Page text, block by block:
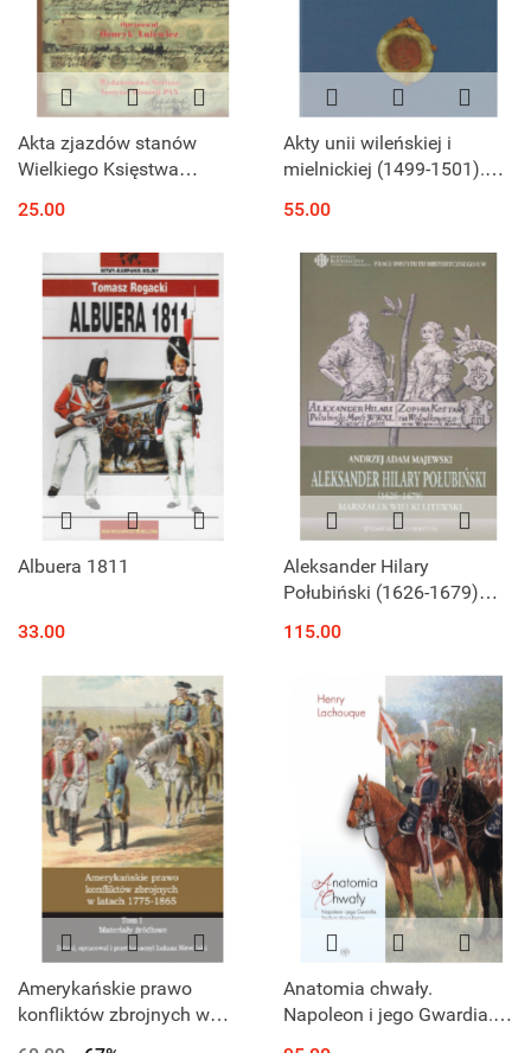
Akta zjazdów stanów
Wielkiego Księstwa
panowań królów
elekcyjnych XVI-XVII wiek
25.00
Akty unii wileńskiej i
mielnickiej (1499-1501).
55.00
Albuera 1811
33.00
Aleksander Hilary
Połubiński (1626-1679)
Działalność polityczno-
115.00
Amerykańskie prawo
konfliktów zbrojnych w
Anatomia chwały.
Napoleon i jego Gwardia.